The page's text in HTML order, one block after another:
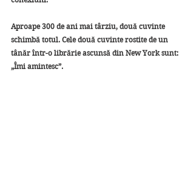
Aproape 300 de ani mai târziu, două cuvinte
schimbă totul. Cele două cuvinte rostite de un
tânăr într-o librărie ascunsă din New York sunt:
„Îmi amintesc”.